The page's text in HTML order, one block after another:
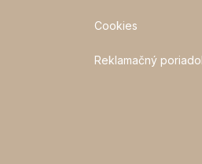
Cookies
Reklamačný